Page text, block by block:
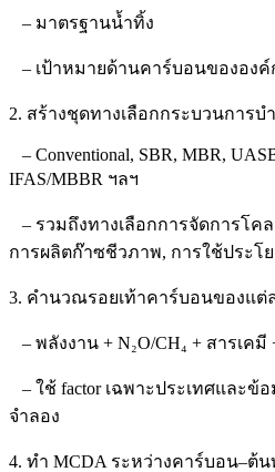
– มาตรฐานน้ำทิ้ง
– เป้าหมายด้านคาร์บอนขององค์
2. สร้างชุดทางเลือกกระบวนการบำ
– Conventional, SBR, MBR,
IFAS/MBBR ฯลฯ
– รวมถึงทางเลือกการจัดการโค
การผลิตก๊าซชีวภาพ, การใช้ประโ
3. คำนวณรอยเท้าคาร์บอนของแต่
– พลังงาน + N₂O/CH₄ + สารเค
– ใช้ factor เฉพาะประเทศและข้
จำลอง
4. ทำ MCDA ระหว่างคาร์บอน–ต้